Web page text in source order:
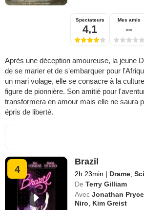
Spectateurs
4,1
Mes amis
--
Après une déception amoureuse, la jeune
de se marier et de s'embarquer pour
un mari volage, elle se consacre à la
figure de pionnière. Son amitié pour
transformera en amour mais elle ne saura
épris de liberté.
4
Brazil
2h 23min | Drame ,
De Terry Gilliam
Avec Jonathan Pryce
Niro
Kim Greist